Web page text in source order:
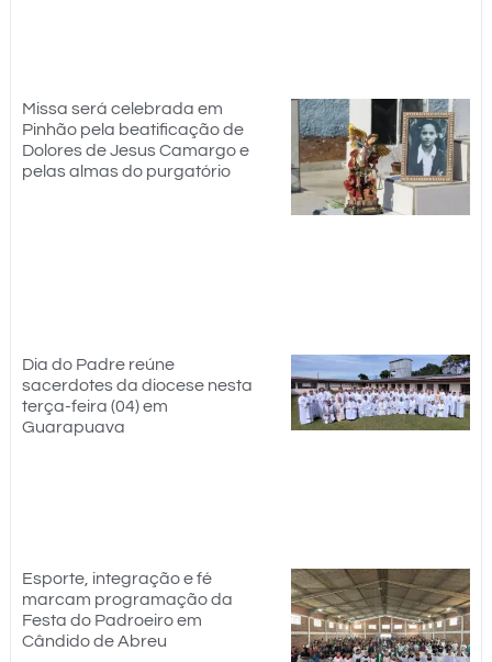
Missa será celebrada em
Pinhão pela beatificação de
Dolores de Jesus Camargo e
pelas almas do purgatório
Dia do Padre reúne
sacerdotes da diocese nesta
terça-feira (04) em
Guarapuava
Esporte, integração e fé
marcam programação da
Festa do Padroeiro em
Cândido de Abreu